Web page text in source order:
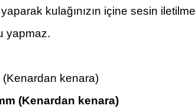
kulağınızın içine sesin
yapmaz.
kenara)
(Kenardan kenara)